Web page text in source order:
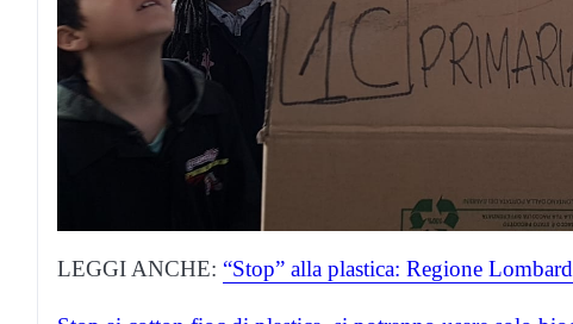
LEGGI ANCHE: “Stop” alla plastica: Regione